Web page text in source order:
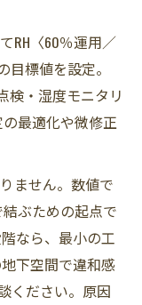
RH〈60％運用／
標値を設定。
検・湿度モニタリ
最適化や微修正
ません。数値で
ぶための起点で
なら、最小の工
下空間で違和感
ください。原因